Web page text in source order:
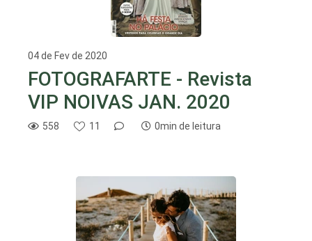
04 de Fev de 2020
FOTOGRAFARTE - Revista
VIP NOIVAS JAN. 2020
558 11 0min de leitura